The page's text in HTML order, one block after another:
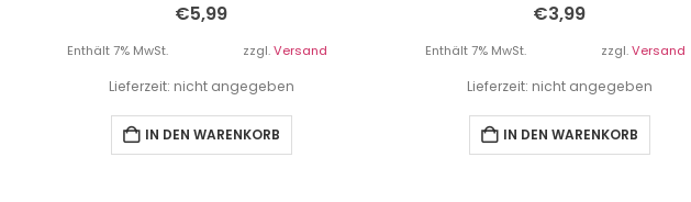
€5,99
Enthält 7% MwSt. zzgl.Versand
Lieferzeit: nicht angegeben
IN DEN WARENKORB
€3,99
Enthält 7% MwSt. zzgl.Versand
Lieferzeit: nicht angegeben
IN DEN WARENKORB